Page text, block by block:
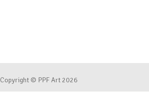
Copyright © PPF Art 2026